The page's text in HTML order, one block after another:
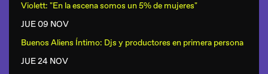
Violett: "En la escena somos un 5% de mujeres"
JUE 09 NOV
Buenos Aliens Íntimo: Djs y productores en primera persona
JUE 24 NOV